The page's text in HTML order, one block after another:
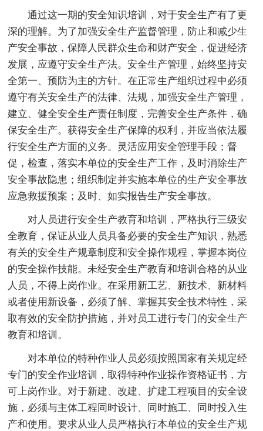
通过这一期的安全知识培训，对于安全生产有了更
深的理解。为了加强安全生产监督管理，防止和减少生
产安全事故，保障人民群众生命和财产安全，促进经济
发展，应遵守安全生产法。安全生产管理，始终坚持安
全第一、预防为主的方针。在正常生产组织过程中必须
遵守有关安全生产的法律、法规，加强安全生产管理，
建立、健全安全生产责任制度，完善安全生产条件，确
保安全生产。获得安全生产保障的权利，并应当依法履
行安全生产方面的义务。灵活应用安全管理手段；督
促，检查，落实本单位的安全生产工作，及时消除生产
安全事故隐患；组织制定并实施本单位的生产安全事故
应急救援预案；及时、如实报告生产安全事故。
对人员进行安全生产教育和培训，严格执行三级安
全教育，保证从业人员具备必要的安全生产知识，熟悉
有关的安全生产规章制度和安全操作规程，掌握本岗位
的安全操作技能。未经安全生产教育和培训合格的从业
人员，不得上岗作业。在采用新工艺、新技术、新材料
或者使用新设备，必须了解、掌握其安全技术特性，采
取有效的安全防护措施，并对员工进行专门的安全生产
教育和培训。
对本单位的特种作业人员必须按照国家有关规定经
专门的安全作业培训，取得特种作业操作资格证书，方
可上岗作业。对于新建、改建、扩建工程项目的安全设
施，必须与主体工程同时设计、同时施工、同时投入生
产和使用。要求从业人员严格执行本单位的安全生产规